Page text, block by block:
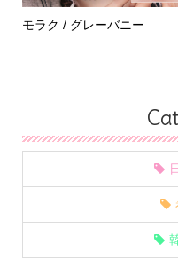
モラク / グレーバニー